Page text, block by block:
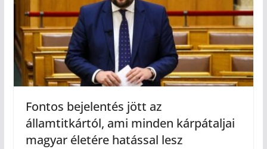
Fontos bejelentés jött az
államtitkártól, ami minden kárpátaljai
magyar életére hatással lesz